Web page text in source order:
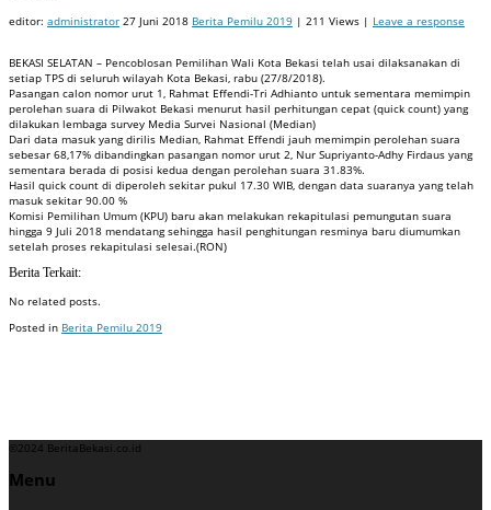
editor: administrator 27 Juni 2018 Berita Pemilu 2019 | 211 Views | Leave a response
BEKASI SELATAN – Pencoblosan Pemilihan Wali Kota Bekasi telah usai dilaksanakan di
setiap TPS di seluruh wilayah Kota Bekasi, rabu (27/8/2018).
Pasangan calon nomor urut 1, Rahmat Effendi-Tri Adhianto untuk sementara memimpin
perolehan suara di Pilwakot Bekasi menurut hasil perhitungan cepat (quick count) yang
dilakukan lembaga survey Media Survei Nasional (Median)
Dari data masuk yang dirilis Median, Rahmat Effendi jauh memimpin perolehan suara
sebesar 68,17% dibandingkan pasangan nomor urut 2, Nur Supriyanto-Adhy Firdaus yang
sementara berada di posisi kedua dengan perolehan suara 31.83%.
Hasil quick count di diperoleh sekitar pukul 17.30 WIB, dengan data suaranya yang telah
masuk sekitar 90.00 %
Komisi Pemilihan Umum (KPU) baru akan melakukan rekapitulasi pemungutan suara
hingga 9 Juli 2018 mendatang sehingga hasil penghitungan resminya baru diumumkan
setelah proses rekapitulasi selesai.(RON)
Berita Terkait:
No related posts.
Posted in Berita Pemilu 2019
©2024 BeritaBekasi.co.id
Menu